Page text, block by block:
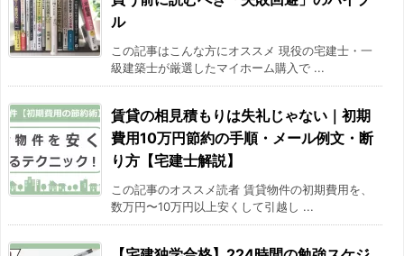
2016/10 -8.9%
2016/11 -16.7%
2016/12 -13.9%
2017/01 -11.9%
2017/02 -7.2%
ル
この記事はこんな方にオススメ 現役の宅建士・一
級建築士が厳選したマイホーム購入で ...
賃貸の相見積もりは失礼じゃない｜初期
費用10万円節約の手順・メール例文・断
り方【宅建士解説】
この記事のオススメ読者 賃貸物件の初期費用を、
数万円〜10万円以上安くして引越し ...